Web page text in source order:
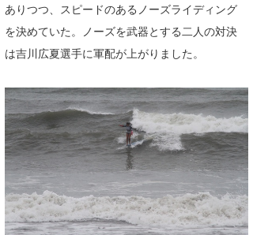
ありつつ、スピードのあるノーズライディング
を決めていた。ノーズを武器とする二人の対決
は吉川広夏選手に軍配が上がりました。
ハンマー
まっきー
小川予報士
上田純子
上條将美
唐澤予報士